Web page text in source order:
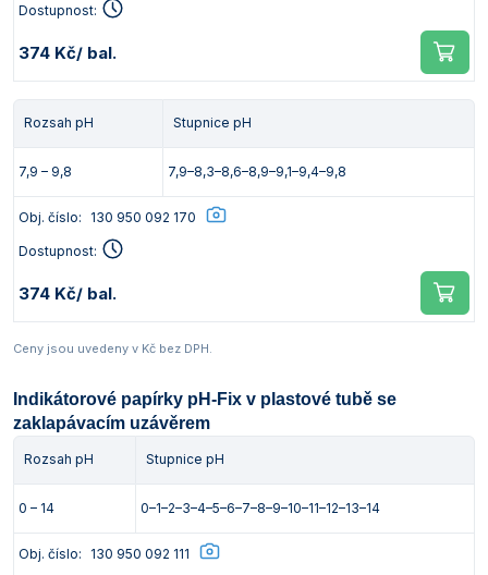
Dostupnost:
374 Kč/ bal.
Rozsah pH Stupnice pH
7,9 – 9,8 7,9–8,3–8,6–8,9–9,1–9,4–9,8
Obj. číslo: 130 950 092 170
Dostupnost:
374 Kč/ bal.
Ceny jsou uvedeny v Kč bez DPH.
Indikátorové papírky pH-Fix v plastové tubě se
zaklapávacím uzávěrem
Rozsah pH Stupnice pH
0 – 14 0–1–2–3–4–5–6–7–8–9–10–11–12–13–14
Obj. číslo: 130 950 092 111